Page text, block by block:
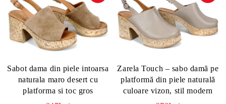
Sabot dama din piele intoarsa
naturala maro desert cu
platforma si toc gros
Zarela Touch – sabo damă pe
platformă din piele naturală
culoare vizon, stil modern